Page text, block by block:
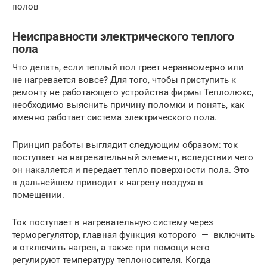
полов
Неисправности электрического теплого
пола
Что делать, если теплый пол греет неравномерно или
не нагревается вовсе? Для того, чтобы приступить к
ремонту не работающего устройства фирмы Теплолюкс,
необходимо выяснить причину поломки и понять, как
именно работает система электрического пола.
Принцип работы выглядит следующим образом: ток
поступает на нагревательный элемент, вследствии чего
он накаляется и передает тепло поверхности пола. Это
в дальнейшем приводит к нагреву воздуха в
помещении.
Ток поступает в нагревательную систему через
терморегулятор, главная функция которого — включить
и отключить нагрев, а также при помощи него
регулируют температуру теплоносителя. Когда